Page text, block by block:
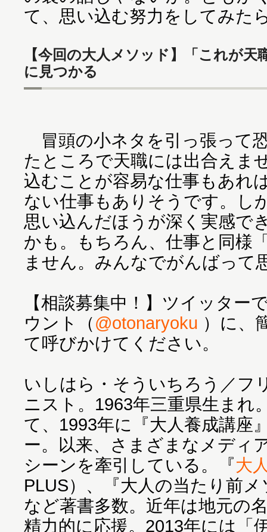
て、思い込む努力をしてみた
【今回の大人メソッド】「これが
に見つかる
冒頭の小ネタを引っ張って
たところで天職には出合えま
込むことが容易な仕事もあれ
ない仕事もありそうです。し
思い込んだほうが深く実感で
かも。もちろん、仕事と同様
ません。みんなでがんばって
【相談募集中！】ツイッター
ウント（@otonaryoku ）に、
て呼びかけてください。
いしはら・そういちろう／フ
ニスト。1963年三重県生まれ
て、1993年に『大人養成講座
ー。以来、さまざまなメディ
シーンを牽引している。『大
PLUS）、『大人の当たり前
など著書多数。近年は地元の
精力的に応援。2013年には「